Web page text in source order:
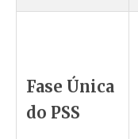
Fase Única
do PSS